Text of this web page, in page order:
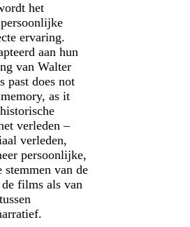
het
ervaring.
aan hun
van Walter
past does not
as it
verleden –
verleden,
persoonlijke,
stemmen van de
films als van